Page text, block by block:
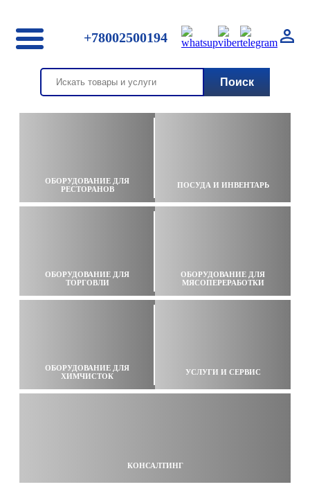
+78002500194
ОБОРУДОВАНИЕ ДЛЯ
РЕСТОРАНОВ
ПОСУДА И ИНВЕНТАРЬ
ОБОРУДОВАНИЕ ДЛЯ
ТОРГОВЛИ
ОБОРУДОВАНИЕ ДЛЯ
МЯСОПЕРЕРАБОТКИ
ОБОРУДОВАНИЕ ДЛЯ
ХИМЧИСТОК
УСЛУГИ И СЕРВИС
КОНСАЛТИНГ